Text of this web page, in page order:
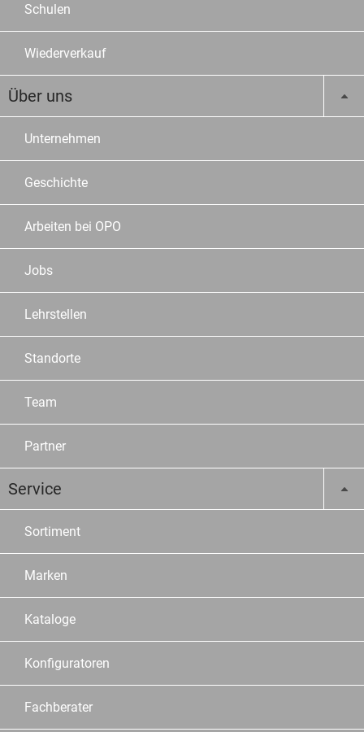
Schulen
Wiederverkauf
Über uns
Unternehmen
Geschichte
Arbeiten bei OPO
Jobs
Lehrstellen
Standorte
Team
Partner
Service
Sortiment
Marken
Kataloge
Konfiguratoren
Fachberater